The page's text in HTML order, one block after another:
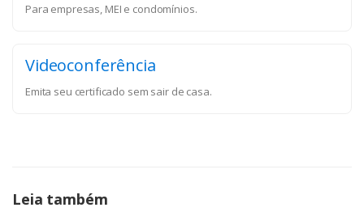
Para empresas, MEI e condomínios.
Videoconferência
Emita seu certificado sem sair de casa.
Leia também